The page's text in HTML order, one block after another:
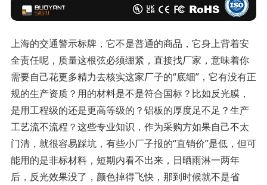
上海的交通警示标牌，它不是普通的商品，它身上背着安
全责任呢，质量这根弦必须绷紧，直接找厂家，意味着你
需要自己花更多精力去核实这家厂子的“底细”，它有没有正
规的生产资质？用的材料是不是符合国标？比如反光膜，
是用工程级的还是更高等级的？铝板的厚度足不足？生产
工艺流不流程？这些专业知识，作为采购方如果自己不太
门清，就很容易踩坑，有些小厂子报的“直销价”是低，但可
能用的是非标材料，短期内看不出来，日晒雨淋一两年
后，反光效果没了，颜色掉得飞快，那到时候就不是省